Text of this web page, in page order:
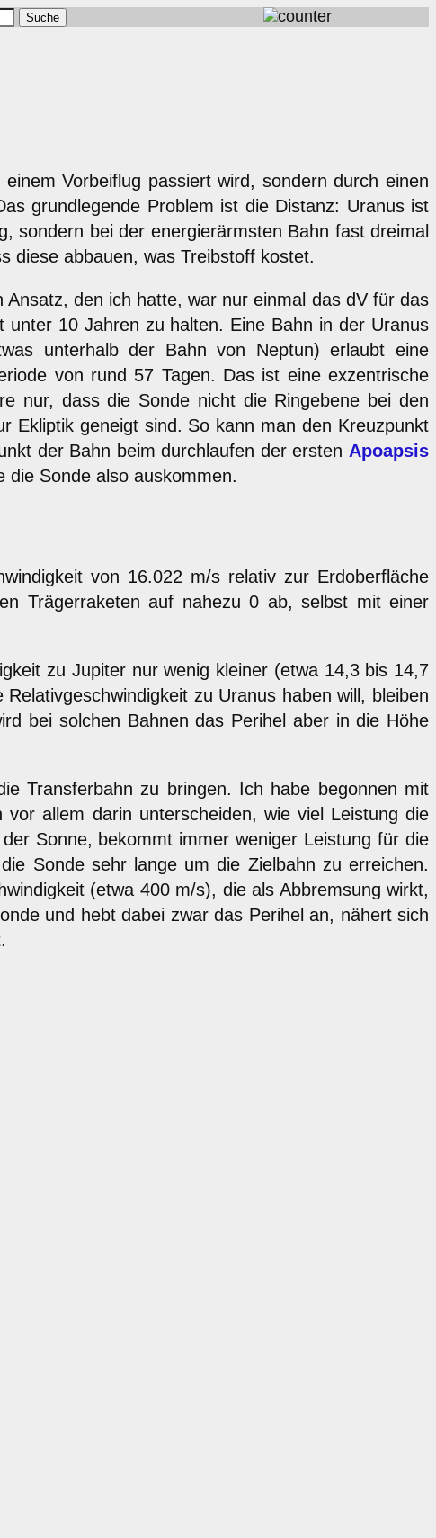
Vorbeiflug passiert wird, sondern durch einen
grundlegende Problem ist die Distanz: Uranus ist
sondern bei der energierärmsten Bahn fast dreimal
diese abbauen, was Treibstoff kostet.
den ich hatte, war nur einmal das dV für das
10 Jahren zu halten. Eine Bahn in der Uranus
unterhalb der Bahn von Neptun) erlaubt eine
von rund 57 Tagen. Das ist eine exzentrische
nur, dass die Sonde nicht die Ringebene bei den
Ekliptik geneigt sind. So kann man den Kreuzpunkt
der Bahn beim durchlaufen der ersten Apoapsis
Sonde also auskommen.
von 16.022 m/s relativ zur Erdoberfläche
Trägerraketen auf nahezu 0 ab, selbst mit einer
zu Jupiter nur wenig kleiner (etwa 14,3 bis 14,7
zu Uranus haben will, bleiben
bei solchen Bahnen das Perihel aber in die Höhe
Transferbahn zu bringen. Ich habe begonnen mit
allem darin unterscheiden, wie viel Leistung die
Sonne, bekommt immer weniger Leistung für die
Sonde sehr lange um die Zielbahn zu erreichen.
(etwa 400 m/s), die als Abbremsung wirkt,
und hebt dabei zwar das Perihel an, nähert sich